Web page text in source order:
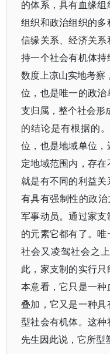
的体系，具有血缘
组织和政治组织的多
信缘关系、经济关
持一个社会有机体
数度上凉山实地考察
位，也是唯一的政
支归属，整个社会形
的结论是有根据的
位，也是地域单位
定地域范围内，存
就是有不同的利益
有具有强制性的政
军事动员。通过家
的元素它都有了。
社会又凌驾社会之
此，家支制的实行
本意看，它只是一
叠加，它又是一种
型社会有机体。这
先生因此说，它所型